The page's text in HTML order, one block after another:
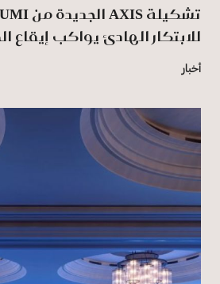
للابتكار الهادئ يواكب إيقاع
أخبار